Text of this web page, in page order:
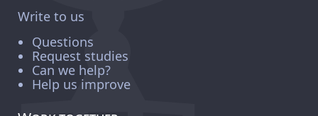
Write to us
Questions
Request studies
Can we help?
Help us improve